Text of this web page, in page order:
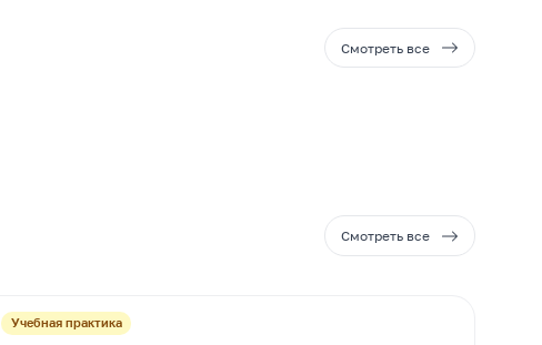
Смотреть все
Смотреть все
Учебная практика